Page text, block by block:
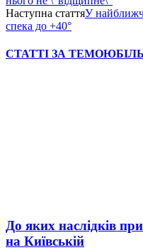
Наступна статтяУ
спека до +40°
СТАТТІ ЗА ТЕМОЮ
До яких наслідків
на Київській